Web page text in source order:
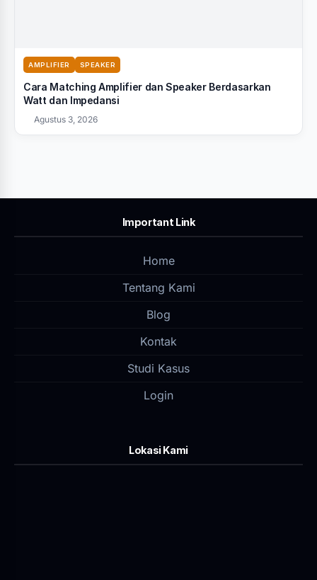
AMPLIFIER SPEAKER
Cara Matching Amplifier dan Speaker Berdasarkan
Watt dan Impedansi
Agustus 3, 2026
Important Link
Home
Tentang Kami
Blog
Kontak
Studi Kasus
Login
Lokasi Kami